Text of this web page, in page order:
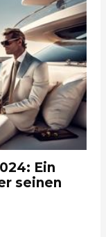
Ein
seinen